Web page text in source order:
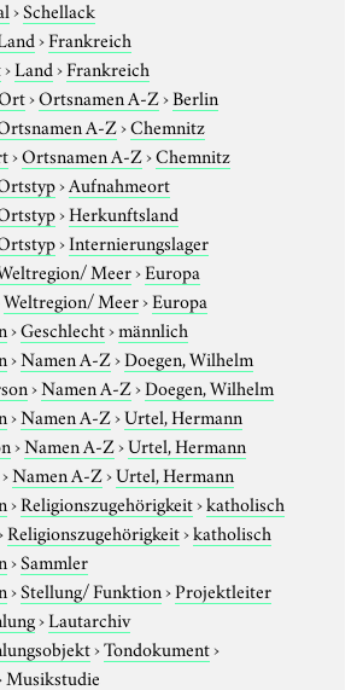
›Schellack
›Frankreich
›Land›Frankreich
›Ortsnamen A-Z›Berlin
A-Z›Chemnitz
›Ortsnamen A-Z›Chemnitz
›Aufnahmeort
›Herkunftsland
›Internierungslager
Meer›Europa
Weltregion/ Meer›Europa
›Geschlecht›männlich
›Namen A-Z›Doegen, Wilhelm
›Namen A-Z›Doegen, Wilhelm
›Namen A-Z›Urtel, Hermann
›Namen A-Z›Urtel, Hermann
›Namen A-Z›Urtel, Hermann
›Religionszugehörigkeit›katholisch
Religionszugehörigkeit›katholisch
›Sammler
›Stellung/ Funktion›Projektleiter
›Lautarchiv
›Tondokument›
Musikstudie